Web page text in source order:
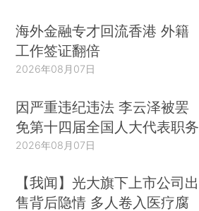
海外金融专才回流香港 外籍
工作签证翻倍
2026年08月07日
因严重违纪违法 李云泽被罢
免第十四届全国人大代表职务
2026年08月07日
【我闻】光大旗下上市公司出
售背后隐情 多人卷入医疗腐